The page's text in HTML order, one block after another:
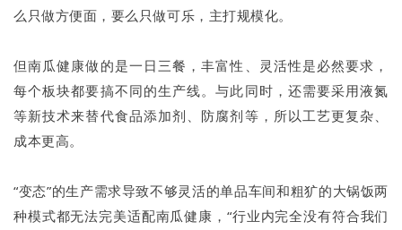
么只做方便面，要么只做可乐，主打规模化。
但南瓜健康做的是一日三餐，丰富性、灵活性是必然要求，
每个板块都要搞不同的生产线。与此同时，还需要采用液氮
等新技术来替代食品添加剂、防腐剂等，所以工艺更复杂、
成本更高。
“变态”的生产需求导致不够灵活的单品车间和粗犷的大锅饭两
种模式都无法完美适配南瓜健康，“行业内完全没有符合我们